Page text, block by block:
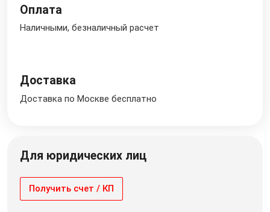
Оплата
Наличными, безналичный расчет
Доставка
Доставка по Москве бесплатно
Для юридических лиц
Получить счет / КП